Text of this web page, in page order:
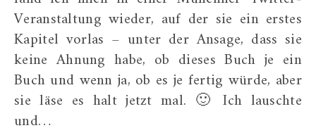
Veranstaltung wieder, auf der sie ein erstes
Kapitel vorlas – unter der Ansage, dass sie
keine Ahnung habe, ob dieses Buch je ein
Buch und wenn ja, ob es je fertig würde, aber
sie läse es halt jetzt mal. 🙂 Ich lauschte
und…